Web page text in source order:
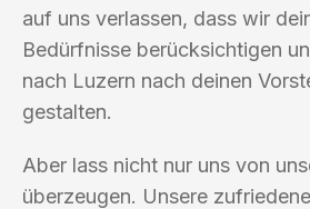
auf uns verlassen, dass wir
Bedürfnisse berücksichtigen
nach Luzern nach deinen
gestalten.
Aber lass nicht nur uns von
überzeugen. Unsere